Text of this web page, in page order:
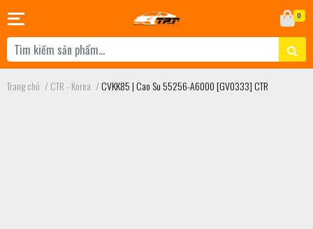
0
Trang chủ /CTR - Korea /CVKK85 | Cao Su 55256-A6000 [GV0333] CTR